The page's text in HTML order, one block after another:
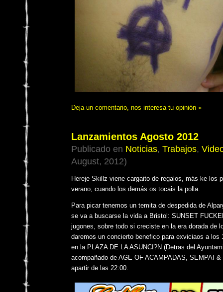
Deja un comentario, nos interesa tu opinión »
Lanzamientos Agosto 2012
Publicado en Noticias, Trabajos,
August, 2012)
Hereje Skillz viene cargaito de regalos, más ke los
verano, cuando los demás os tocais la polla.
Para picar tenemos un temita de despedida de
se va a buscarse la vida a Bristol: SUNSET
jugones, sobre todo si creciste en la era dorada de
daremos un concierto benefico para exviciaos a los
en la PLAZA DE LA ASUNCI?N (Detras del
acompañado de AGE OF ACAMPADAS, SEMPAI
apartir de las 22:00.